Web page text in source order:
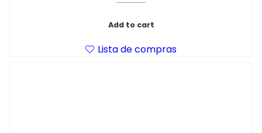
Add to cart
Lista de compras